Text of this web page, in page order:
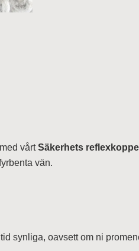
vårtSäkerhets reflexkoppel
vän.
synliga, oavsett om ni